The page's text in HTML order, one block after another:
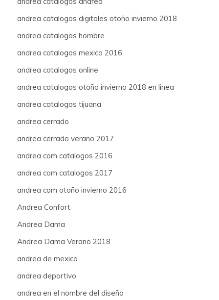
andrea catalogos digitales otoño invierno 2018
andrea catalogos hombre
andrea catalogos mexico 2016
andrea catalogos online
andrea catalogos otoño invierno 2018 en linea
andrea catalogos tijuana
andrea cerrado
andrea cerrado verano 2017
andrea com catalogos 2016
andrea com catalogos 2017
andrea com otoño invierno 2016
Andrea Confort
Andrea Dama
Andrea Dama Verano 2018
andrea de mexico
andrea deportivo
andrea en el nombre del diseño